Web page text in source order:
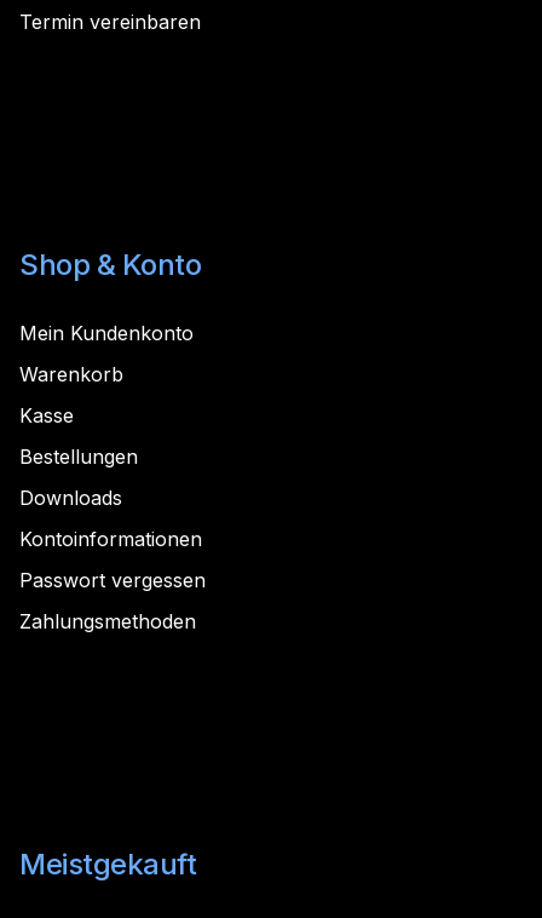
Termin vereinbaren
Shop & Konto
Mein Kundenkonto
Warenkorb
Kasse
Bestellungen
Downloads
Kontoinformationen
Passwort vergessen
Zahlungsmethoden
Meistgekauft